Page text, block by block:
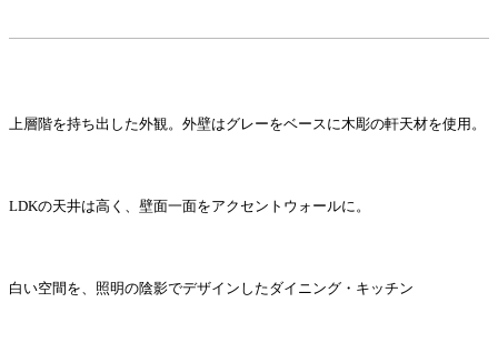
上層階を持ち出した外観。外壁はグレーをベースに木彫の軒天材を使用。
LDKの天井は高く、壁面一面をアクセントウォールに。
白い空間を、照明の陰影でデザインしたダイニング・キッチン